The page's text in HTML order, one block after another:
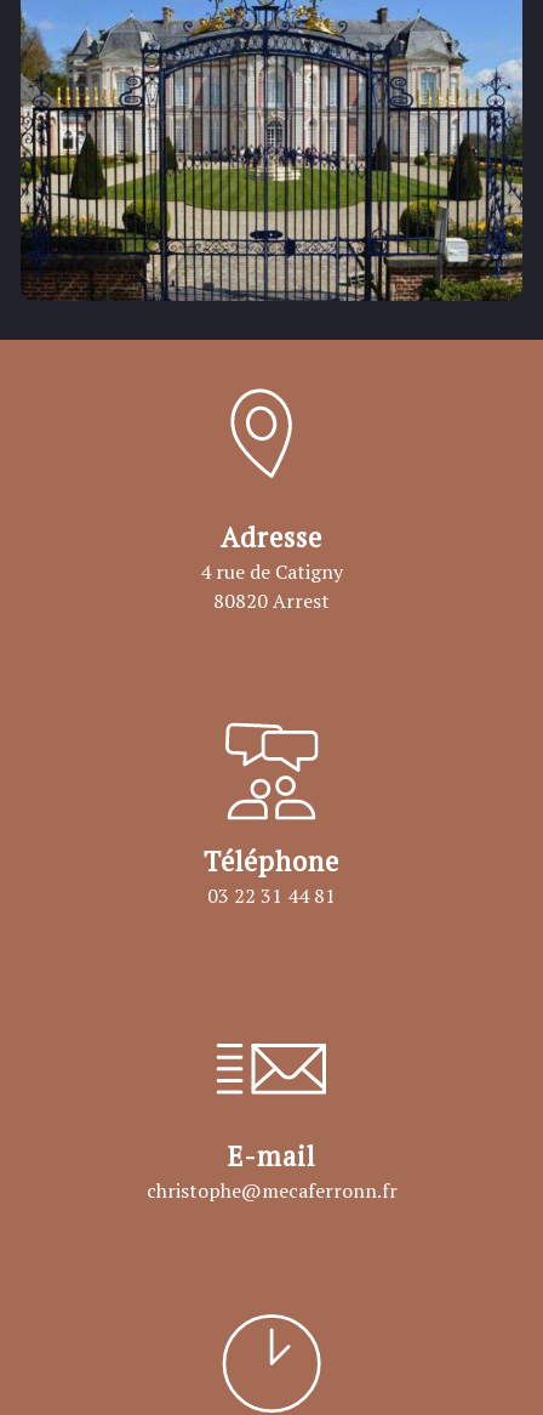
Adresse
4 rue de Catigny
80820 Arrest
Téléphone
03 22 31 44 81
E-mail
christophe@mecaferronn.fr